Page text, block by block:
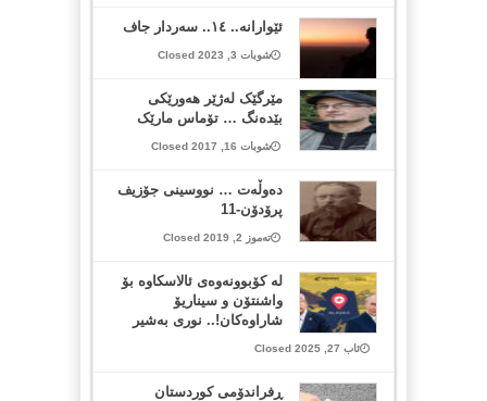
ئێوارانە.. ١٤.. سەردار جاف
شوبات 3, 2023 Closed
مێرگێک لەژێر هەورێکی
بێدەنگ … تۆماس مارێک
شوبات 16, 2017 Closed
دەوڵەت … نووسینی جۆزیف
پرۆدۆن-11
تەموز 2, 2019 Closed
لە کۆبوونەوەی ئالاسکاوە بۆ
واشنتۆن و سیناریۆ
شاراوەکان!.. نوری بەشیر
ئاب 27, 2025 Closed
ڕفراندۆمی كوردستان